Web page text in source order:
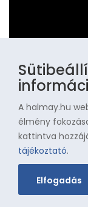
Az Aranycsapat
A halmay.hu
élmény
kattintva
tájékoztató.
Elfogadás